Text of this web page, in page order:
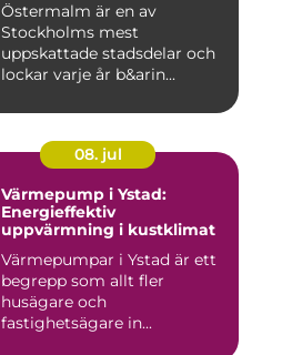
Östermalm är en av
Stockholms mest
uppskattade stadsdelar och
lockar varje år b&arin...
08. jul
Värmepump i Ystad:
Energieffektiv
uppvärmning i kustklimat
Värmepumpar i Ystad är ett
begrepp som allt fler
husägare och
fastighetsägare in...